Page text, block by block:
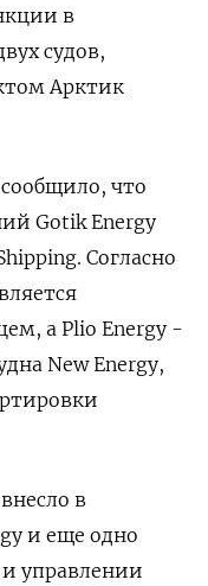
в
судов,
Арктик
что
Gotik Energy
Согласно
а Plio Energy -
New Energy,
в
и еще одно
управлении